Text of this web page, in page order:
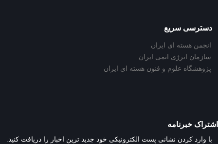
دسترسی سریع
انجمن هسته ای ایران
سازمان انرژی اتمی ایران
پژوهشگاه علوم و فنون هسته ای ایران
اشتراک خبرنامه
با وارد کردن نشانی پست الکترونیکی خود جدید ترین اخبار را دریافت کنید.